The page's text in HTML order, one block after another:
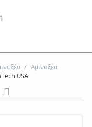
/ Αμινοξέα
USA